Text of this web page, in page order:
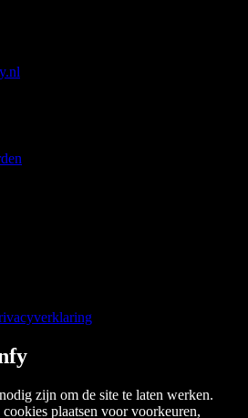
zijn om de site te laten werken.
plaatsen voor voorkeuren,